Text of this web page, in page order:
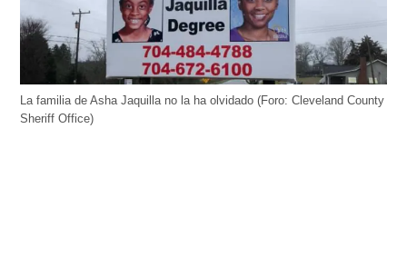
La familia de Asha Jaquilla no la ha olvidado (Foro: Cleveland County
Sheriff Office)